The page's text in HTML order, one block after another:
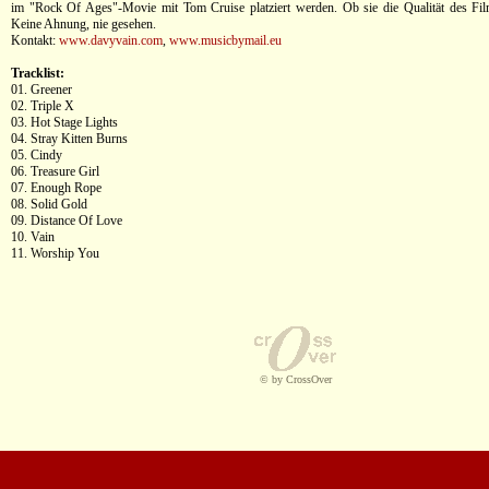
im "Rock Of Ages"-Movie mit Tom Cruise platziert werden. Ob sie die Qualität des
Keine Ahnung, nie gesehen.
Kontakt: www.davyvain.com, www.musicbymail.eu
Tracklist:
01. Greener
02. Triple X
03. Hot Stage Lights
04. Stray Kitten Burns
05. Cindy
06. Treasure Girl
07. Enough Rope
08. Solid Gold
09. Distance Of Love
10. Vain
11. Worship You
© by CrossOver